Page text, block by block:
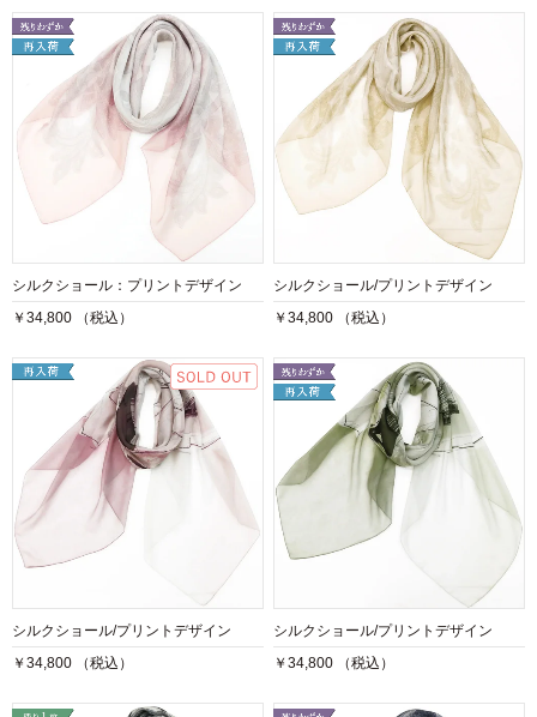
シルクショール：プリントデザイン
￥34,800 （税込）
シルクショール/プリントデザイン
￥34,800 （税込）
シルクショール/プリントデザイン
￥34,800 （税込）
シルクショール/プリントデザイン
￥34,800 （税込）